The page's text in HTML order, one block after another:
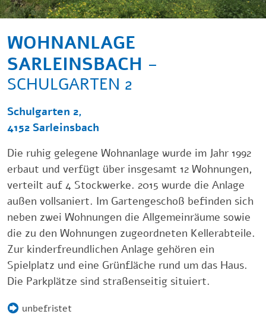
WOHNANLAGE
SARLEINSBACH -
SCHULGARTEN 2
Schulgarten 2,
4152 Sarleinsbach
Die ruhig gelegene Wohnanlage wurde im Jahr 1992
erbaut und verfügt über insgesamt 12 Wohnungen,
verteilt auf 4 Stockwerke. 2015 wurde die Anlage
außen vollsaniert. Im Gartengeschoß befinden sich
neben zwei Wohnungen die Allgemeinräume sowie
die zu den Wohnungen zugeordneten Kellerabteile.
Zur kinderfreundlichen Anlage gehören ein
Spielplatz und eine Grünfläche rund um das Haus.
Die Parkplätze sind straßenseitig situiert.
unbefristet